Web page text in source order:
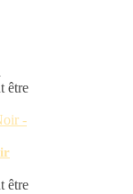
être
être